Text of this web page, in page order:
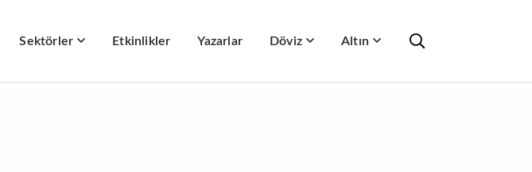
Sektörler Etkinlikler Yazarlar Döviz Altın